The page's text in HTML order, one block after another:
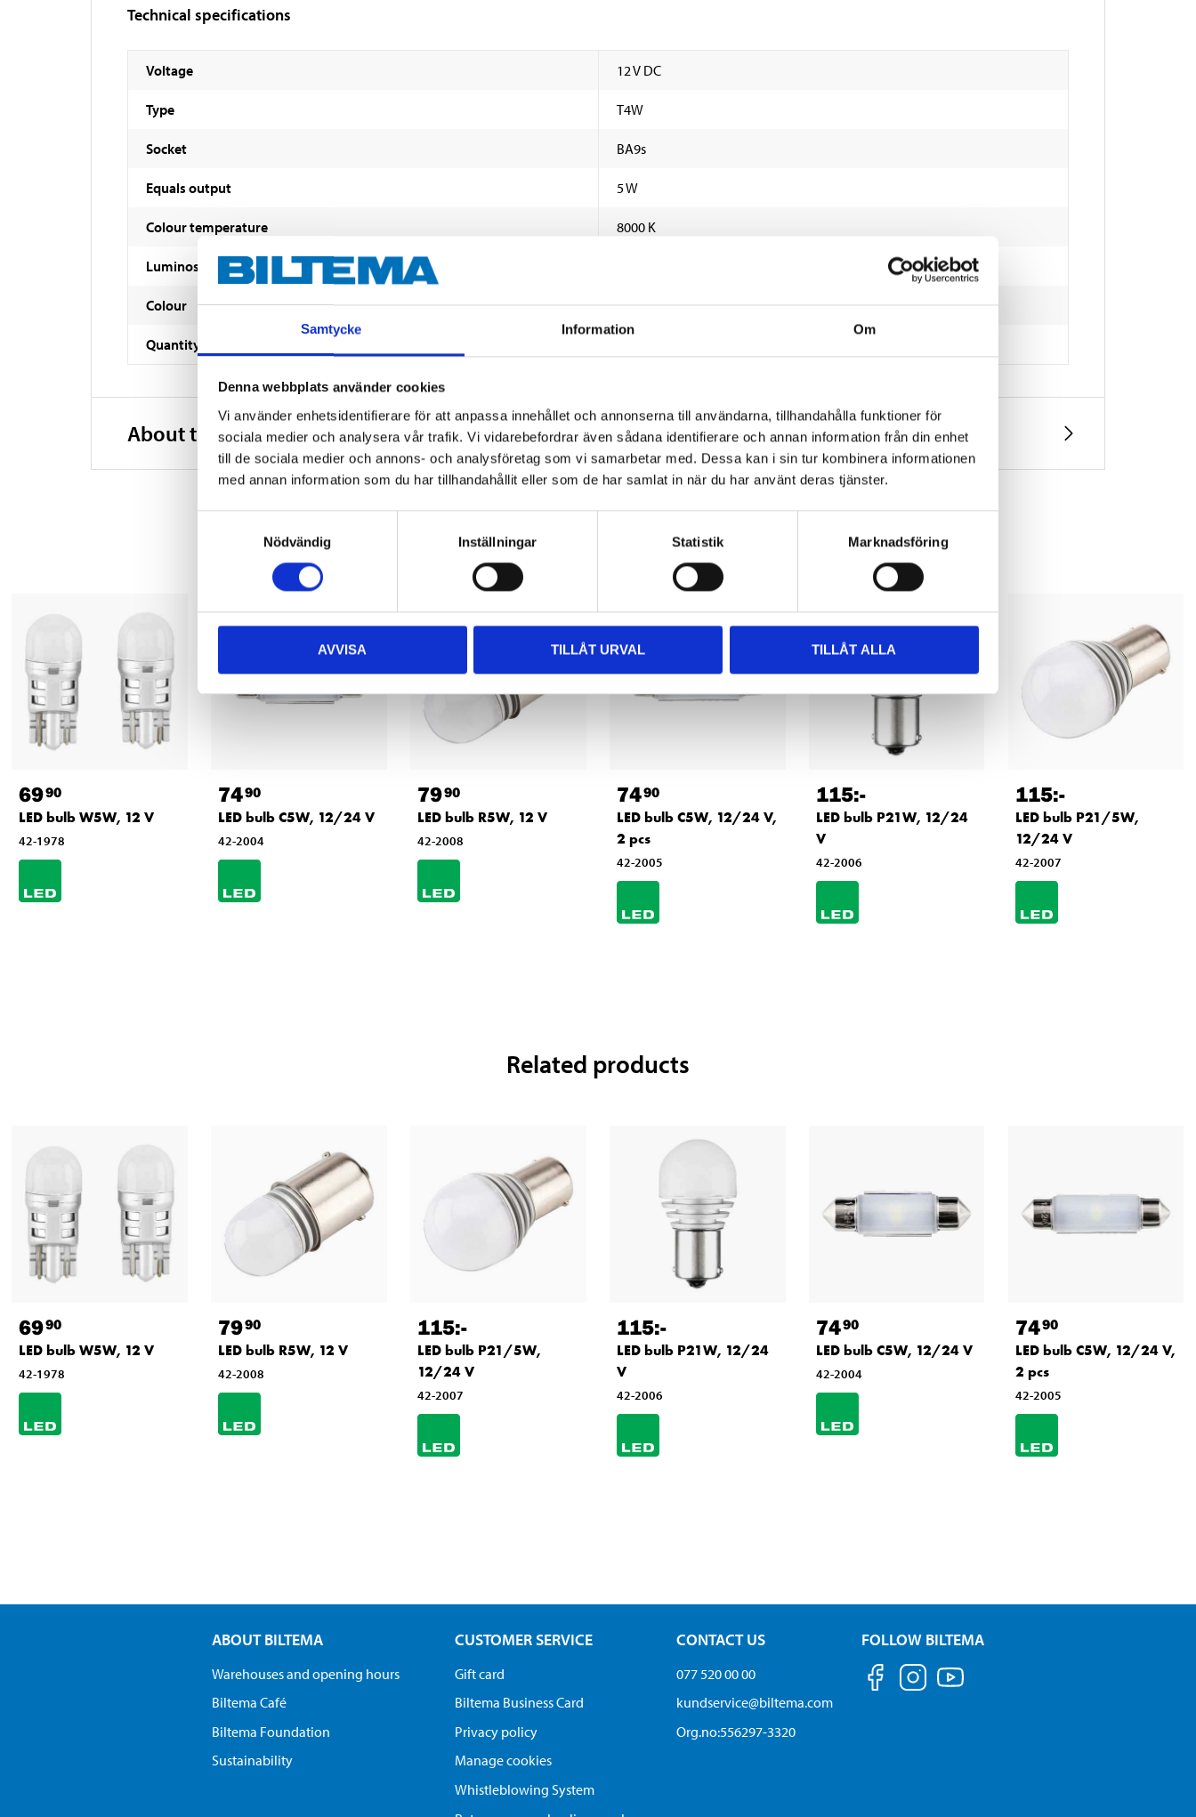
Samtycke Information Om
Denna webbplats använder cookies
Vi använder enhetsidentifierare för att anpassa innehållet och annonserna till användarna, tillhandahålla funktioner för
sociala medier och analysera vår trafik. Vi vidarebefordrar även sådana identifierare och annan information från din enhet
till de sociala medier och annons- och analysföretag som vi samarbetar med. Dessa kan i sin tur kombinera informationen
med annan information som du har tillhandahållit eller som de har samlat in när du har använt deras tjänster.
Nödvändig
Inställningar Statistik Marknadsföring
AVVISA TILLÅT URVAL TILLÅT ALLA
Technical specifications
Voltage 12 V DC
Type T4W
Socket BA9s
Equals output 5 W
Colour temperature 8000 K
Luminosity
Colour White
Quantity
About the manufacturer
Other customers also bought
6990
LED bulb W5W, 12 V
42-1978
7490
LED bulb C5W, 12/24 V
42-2004
7990
LED bulb R5W, 12 V
42-2008
7490
LED bulb C5W, 12/24 V,
2 pcs
42-2005
115:-
LED bulb P21W, 12/24
V
42-2006
115:-
LED bulb P21/5W,
12/24 V
42-2007
Related products
6990
LED bulb W5W, 12 V
42-1978
7990
LED bulb R5W, 12 V
42-2008
115:-
LED bulb P21/5W,
12/24 V
42-2007
115:-
LED bulb P21W, 12/24
V
42-2006
7490
LED bulb C5W, 12/24 V
42-2004
7490
LED bulb C5W, 12/24 V,
2 pcs
42-2005
ABOUT BILTEMA
Warehouses and opening hours
Biltema Café
Biltema Foundation
Sustainability
CUSTOMER SERVICE
Gift card
Biltema Business Card
Privacy policy
Manage cookies
Whistleblowing System
CONTACT US
077 520 00 00
kundservice@biltema.com
Org.no:556297-3320
FOLLOW BILTEMA